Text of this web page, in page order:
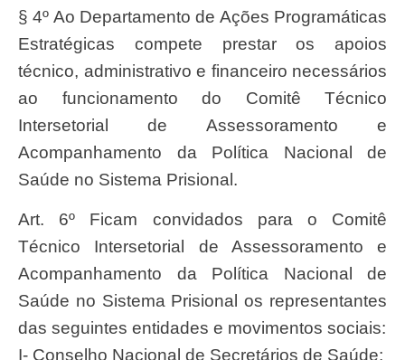
§ 4º Ao Departamento de Ações Programáticas
Estratégicas compete prestar os apoios
técnico, administrativo e financeiro necessários
ao funcionamento do Comitê Técnico
Intersetorial de Assessoramento e
Acompanhamento da Política Nacional de
Saúde no Sistema Prisional.
Art. 6º Ficam convidados para o Comitê
Técnico Intersetorial de Assessoramento e
Acompanhamento da Política Nacional de
Saúde no Sistema Prisional os representantes
das seguintes entidades e movimentos sociais:
I- Conselho Nacional de Secretários de Saúde;